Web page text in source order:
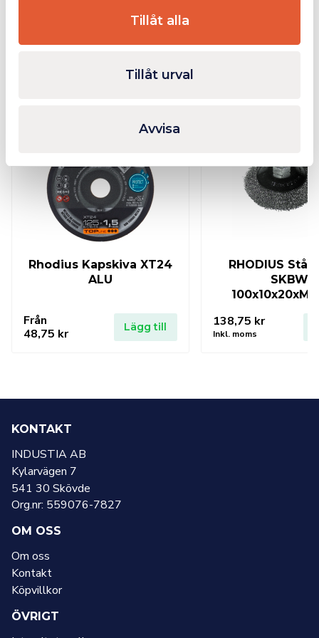
Tillåt alla
Tillåt urval
Avvisa
Relaterade produkter
Rhodius Kapskiva XT24
ALU
Från
48,75 kr Lägg till
RHODIUS
SKBW
138,75 kr
Inkl. moms
KONTAKT
INDUSTIA AB
Kylarvägen 7
541 30 Skövde
Org.nr: 559076-7827
OM OSS
Om oss
Kontakt
Köpvillkor
ÖVRIGT